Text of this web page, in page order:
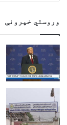
وروستي خپرونې